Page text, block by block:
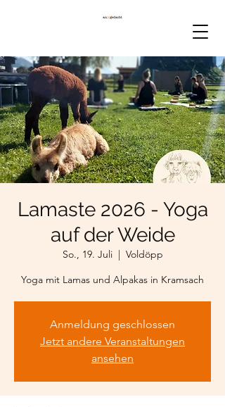
Lamaste 2026 - Yoga
auf der Weide
So., 19. Juli
  |
Voldöpp
Yoga mit Lamas und Alpakas in Kramsach
Anmeldung geschlossen
Jetzt andere Veranstaltungen
ansehen